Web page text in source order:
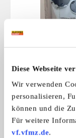
Diese Webseite
Wir verwenden
personalisieren,
können und die
Für weitere
vf.vfmz.de.
Aus
Das könnte